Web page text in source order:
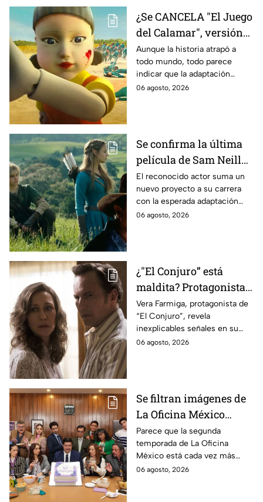
¿Se CANCELA "El Juego
del Calamar", versión
Estados Unidos? Esto
es lo que se sabe al
momento
Aunque la historia atrapó a
todo mundo, todo parece
indicar que la adaptación
podría ser cancelada:
06 agosto, 2026
Se confirma la última
película de Sam Neill
antes de morir: esto es
lo que se sabe hasta
ahora
El reconocido actor suma un
nuevo proyecto a su carrera
con la esperada adaptación
cinematográfica del popular
06 agosto, 2026
¿"El Conjuro” está
maldita? Protagonista
revela INQUIETANTES
señales en su cuerpo
durante la grabación de
la película
Vera Farmiga, protagonista de
“El Conjuro”, revela
inexplicables señales en su
cuerpo durante el rodaje de la
06 agosto, 2026
Se filtran imágenes de
La Oficina México
temporada 2 y un
detalle desata teorías
entre los fans
Parece que la segunda
temporada de La Oficina
México está cada vez más
cerca, pues el elenco ya se
06 agosto, 2026